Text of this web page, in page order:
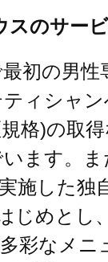
スのサー
初の男性
ィシャ
格)の取
ます。
施した独
じめとし
彩なメニ